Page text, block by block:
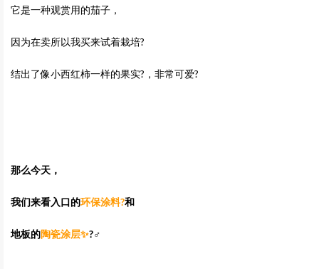
它是一种观赏用的茄子，
因为在卖所以我买来试着栽培?
结出了像小西红柿一样的果实?，非常可爱?
那么今天，
我们来看入口的环保涂料?和
地板的陶瓷涂层✨?‍♂️